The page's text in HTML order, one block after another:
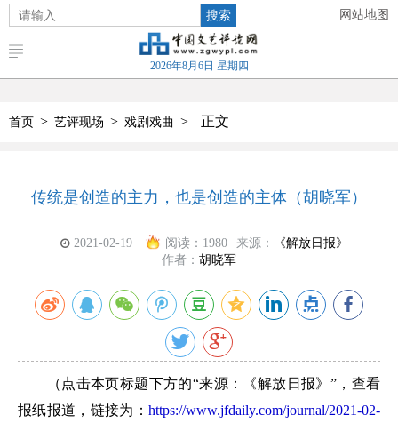
搜索 网站地图
2026年8月6日 星期四
首页 > 艺评现场 > 戏剧戏曲 > 正文
传统是创造的主力，也是创造的主体（胡晓军）
2021-02-19 阅读： 1980 来源：
《解放日报》
作者： 胡晓军
（点击本页标题下方的“来源：《解放日报》”，查看
报纸报道，链接为： https://www.jfdaily.com/journal/2021-02-